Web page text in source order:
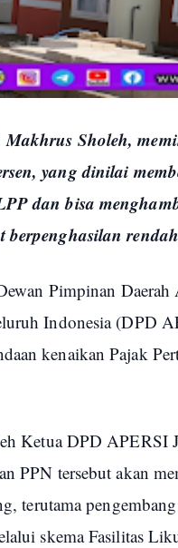
Sholeh,
yang dinilai
dan bisa
Pimpinan Daerah
Indonesia (DPD
kenaikan Pajak
Ketua DPD APERSI
PPN tersebut akan
terutama
skema Fasilitas